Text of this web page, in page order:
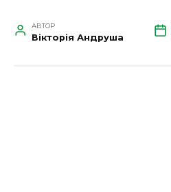
АВТОР
Вікторія Андруша